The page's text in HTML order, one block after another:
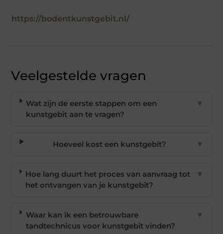
https://bodentkunstgebit.nl/
Veelgestelde vragen
Wat zijn de eerste stappen om een
kunstgebit aan te vragen?
▼
Hoeveel kost een kunstgebit? ▼
Hoe lang duurt het proces van aanvraag tot
het ontvangen van je kunstgebit?
▼
Waar kan ik een betrouwbare
tandtechnicus voor kunstgebit vinden?
▼